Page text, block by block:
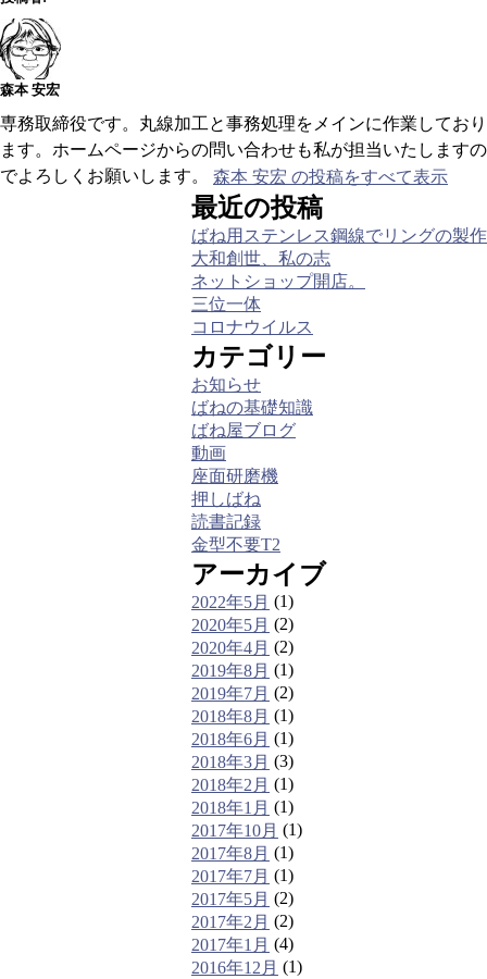
森本 安宏
専務取締役です。丸線加工と事務処理をメインに作業しており
ます。ホームページからの問い合わせも私が担当いたしますの
でよろしくお願いします。 森本 安宏 の投稿をすべて表示
最近の投稿
ばね用ステンレス鋼線でリングの製作
大和創世、私の志
ネットショップ開店。
三位一体
コロナウイルス
カテゴリー
お知らせ
ばねの基礎知識
ばね屋ブログ
動画
座面研磨機
押しばね
読書記録
金型不要T2
アーカイブ
2022年5月 (1)
2020年5月 (2)
2020年4月 (2)
2019年8月 (1)
2019年7月 (2)
2018年8月 (1)
2018年6月 (1)
2018年3月 (3)
2018年2月 (1)
2018年1月 (1)
2017年10月 (1)
2017年8月 (1)
2017年7月 (1)
2017年5月 (2)
2017年2月 (2)
2017年1月 (4)
2016年12月 (1)